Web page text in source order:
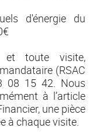
d'énergie du
et toute visite,
(RSAC
08 15 42. Nous
à l’article
une pièce
à chaque visite.